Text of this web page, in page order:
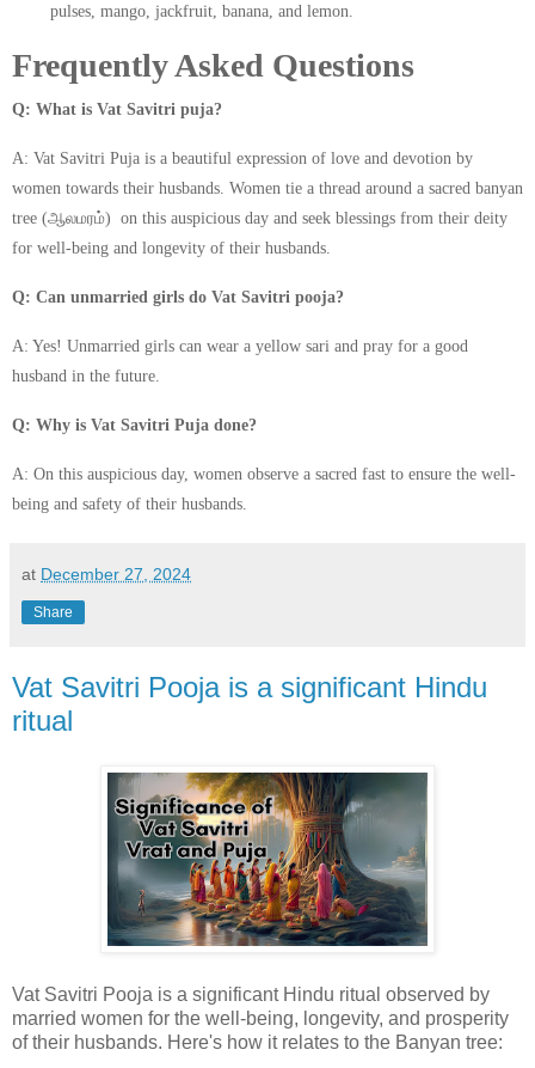
pulses, mango, jackfruit, banana, and lemon.
Frequently Asked Questions
Q: What is Vat Savitri puja?
A: Vat Savitri Puja is a beautiful expression of love and devotion by
women towards their husbands. Women tie a thread around a sacred banyan
tree (ஆலமரம்) on this auspicious day and seek blessings from their deity
for well-being and longevity of their husbands.
Q: Can unmarried girls do Vat Savitri pooja?
A: Yes! Unmarried girls can wear a yellow sari and pray for a good
husband in the future.
Q: Why is Vat Savitri Puja done?
A: On this auspicious day, women observe a sacred fast to ensure the well-
being and safety of their husbands.
at December 27, 2024
Share
Vat Savitri Pooja is a significant Hindu
ritual
Vat Savitri Pooja is a significant Hindu ritual observed by
married women for the well-being, longevity, and prosperity
of their husbands. Here's how it relates to the Banyan tree: